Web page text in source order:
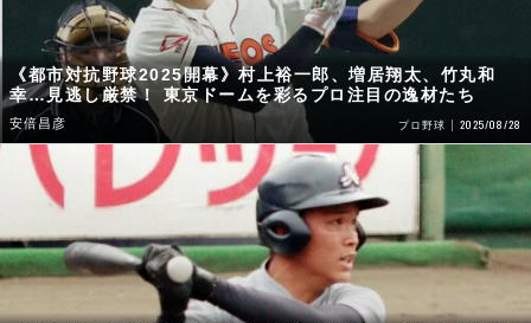
《都市対抗野球2025開幕》村上裕一郎、増居翔太、竹丸和
幸…見逃し厳禁！ 東京ドームを彩るプロ注目の逸材たち
安倍昌彦 プロ野球 2025/08/28